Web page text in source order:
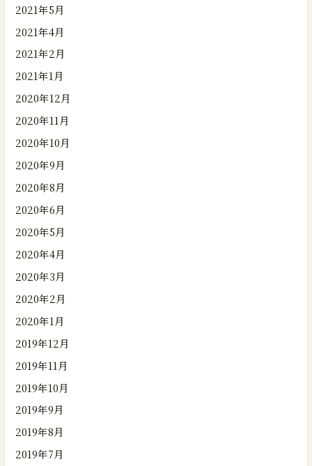
2021年5月
2021年4月
2021年2月
2021年1月
2020年12月
2020年11月
2020年10月
2020年9月
2020年8月
2020年6月
2020年5月
2020年4月
2020年3月
2020年2月
2020年1月
2019年12月
2019年11月
2019年10月
2019年9月
2019年8月
2019年7月